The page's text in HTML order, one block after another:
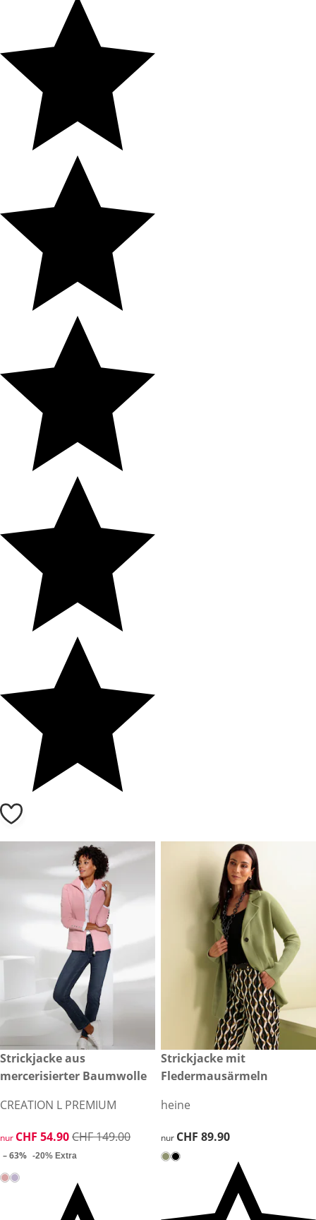
reduzierter Preis CHF 54.90, vorheriger Preis: CHF 149.00
-63%
Strickjacke aus
mercerisierter Baumwolle
CREATION L PREMIUM
reduzierter Preis CHF 54.90, vorheriger Preis: CHF 149.00
nur CHF 54.90CHF 149.00
– 63% -20% Extra
CHF 89.90
Strickjacke mit
Fledermausärmeln
heine
CHF 89.90
nur CHF 89.90